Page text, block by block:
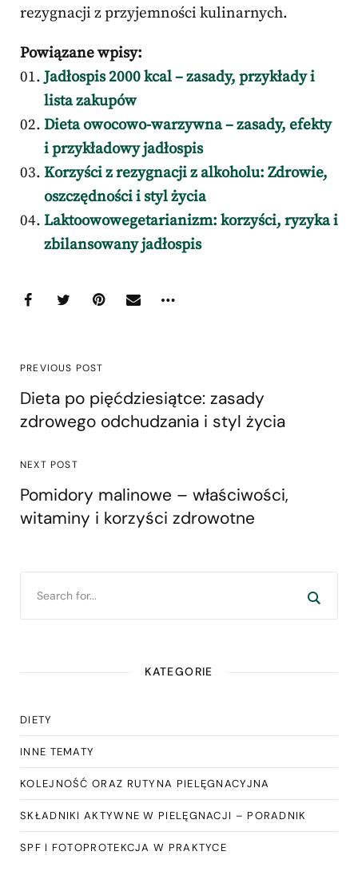
rezygnacji z przyjemności kulinarnych.
Powiązane wpisy:
Jadłospis 2000 kcal – zasady, przykłady i
lista zakupów
Dieta owocowo-warzywna – zasady, efekty
i przykładowy jadłospis
Korzyści z rezygnacji z alkoholu: Zdrowie,
oszczędności i styl życia
Laktoowowegetarianizm: korzyści, ryzyka i
zbilansowany jadłospis
PREVIOUS POST
Dieta po pięćdziesiątce: zasady
zdrowego odchudzania i styl życia
NEXT POST
Pomidory malinowe – właściwości,
witaminy i korzyści zdrowotne
KATEGORIE
DIETY
INNE TEMATY
KOLEJNOŚĆ ORAZ RUTYNA PIELĘGNACYJNA
SKŁADNIKI AKTYWNE W PIELĘGNACJI – PORADNIK
SPF I FOTOPROTEKCJA W PRAKTYCE